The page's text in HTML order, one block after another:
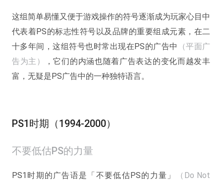
这组简单易懂又便于游戏操作的符号逐渐成为玩家心目中
代表着PS的标志性符号以及品牌的重要组成元素，在二
十多年间，这组符号也时常出现在PS的广告中
（平面广
告为主）
，它们的内涵也随着广告表达的变化而越发丰
富，无疑是PS广告中的一种独特语言。
PS1时期（1994-2000）
不要低估PS的力量
PS1时期的广告语是「不要低估PS的力量」
（Do Not